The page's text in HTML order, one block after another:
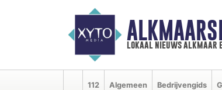
lokaal nieuws alkmaar
112 Algemeen Bedrijvengids